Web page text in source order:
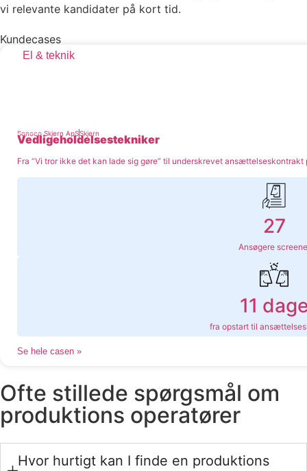
vi relevante kandidater på kort tid.
Kundecases
El & teknik
Sonoco Skjern ApSSkjern
Vedligeholdelsestekniker
Fra “Vi tror ikke det kan lade sig gøre” til underskrevet ansættelseskontrakt
27
Ansøgere
11
fra opstart til
Se hele casen »
Ofte stillede spørgsmål om
produktions operatører
Hvor hurtigt kan I finde en produktions